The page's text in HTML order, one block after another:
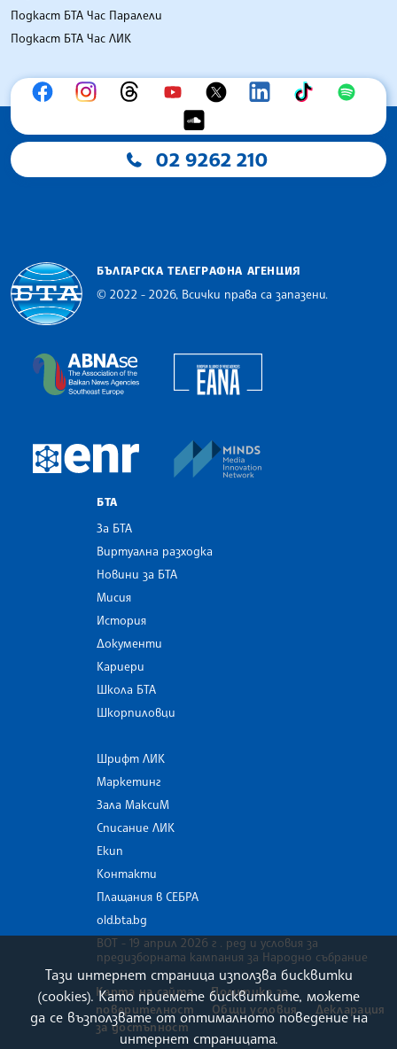
Подкаст БТА Час Паралели
Подкаст БТА Час ЛИК
02 9262 210
БЪЛГАРСКА ТЕЛЕГРАФНА АГЕНЦИЯ
© 2022 - 2026, Всички права са запазени.
The Assocoation of the Balkan News Agencies
European Newsroom
БТА
За БТА
Виртуална разходка
Новини за БТА
Мисия
История
Документи
Кариери
Школа БТА
Шкорпиловци
Шрифт ЛИК
Маркетинг
Зала МаксиМ
Списание ЛИК
Екип
Контакти
Плащания в СЕБРА
old.bta.bg
ВОТ - 19 април 2026 г . ред и условия за
предизборната кампания за Народно събрание
Карта на сайта
Политика за
поверителност
Общи условия
Декларация
за достъпност
Тази интернет страница използва бисквитки
(cookies). Като приемете бисквитките, можете
да се възползвате от оптималното поведение на
интернет страницата.